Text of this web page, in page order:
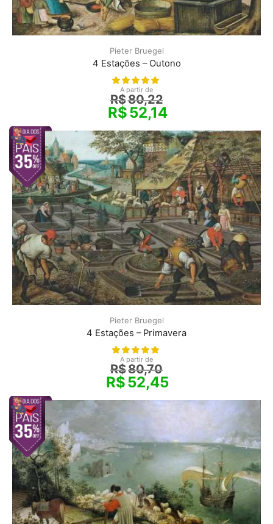
Pieter Bruegel
4 Estações – Outono
A partir de
R$80,22
R$52,14
Pieter Bruegel
4 Estações – Primavera
A partir de
R$80,70
R$52,45